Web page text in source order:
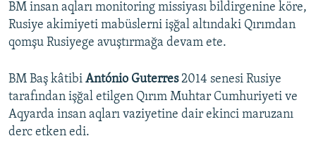
BM insan aqları monitoring missiyası bildirgenine köre,
Rusiye akimiyeti mabüslerni işğal altındaki Qırımdan
qomşu Rusiyege avuştırmağa devam ete.
BM Baş kâtibi António Guterres2014 senesi Rusiye
tarafından işğal etilgen Qırım Muhtar Cumhuriyeti ve
Aqyarda insan aqları vaziyetine dair ekinci maruzanı
derc etken edi.